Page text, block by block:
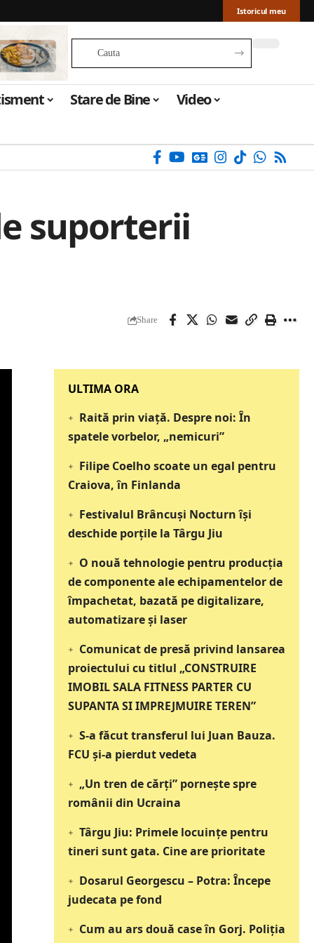
Istoricul meu
Stare de Bine
Video
suporterii
Share
‎‎‎‎‎‎‎ULTIMA ORA
Raită prin viață. Despre noi: În
spatele vorbelor, „nemicuri”
Filipe Coelho scoate un egal pentru
Craiova, în Finlanda
Festivalul Brâncuși Nocturn își
deschide porțile la Târgu Jiu
O nouă tehnologie pentru producția
de componente ale echipamentelor de
împachetat, bazată pe digitalizare,
automatizare și laser
Comunicat de presă privind lansarea
proiectului cu titlul „CONSTRUIRE
IMOBIL SALA FITNESS PARTER CU
SUPANTA SI IMPREJMUIRE TEREN”
S-a făcut transferul lui Juan Bauza.
FCU și-a pierdut vedeta
„Un tren de cărți” pornește spre
românii din Ucraina
Târgu Jiu: Primele locuințe pentru
tineri sunt gata. Cine are prioritate
Dosarul Georgescu – Potra: Începe
judecata pe fond
Cum au ars două case în Gorj. Poliția